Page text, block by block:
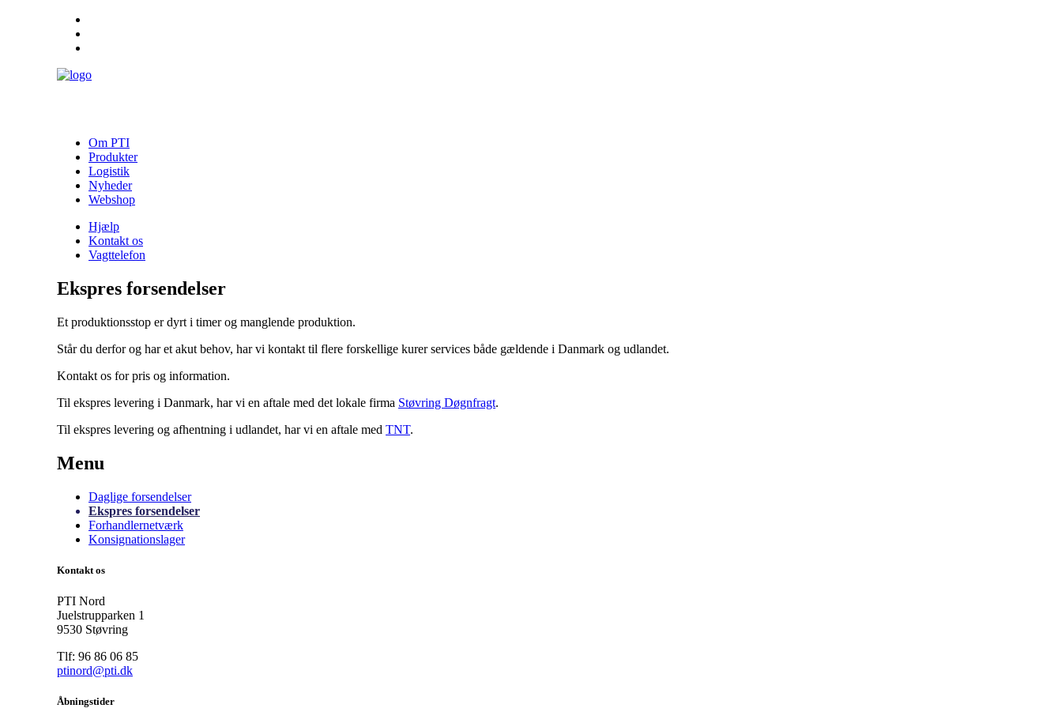
Om PTI
Produkter
Logistik
Nyheder
Webshop
Hjælp
Kontakt os
Vagttelefon
Ekspres forsendelser
Et produktionsstop er dyrt i timer og manglende produktion.
Står du derfor og har et akut behov, har vi kontakt til flere forskellige kurer services både gældende i Danmark og udlandet.
Kontakt os for pris og information.
Til ekspres levering i Danmark, har vi en aftale med det lokale firma Støvring Døgnfragt.
Til ekspres levering og afhentning i udlandet, har vi en aftale med TNT.
Menu
Daglige forsendelser
Ekspres forsendelser
Forhandlernetværk
Konsignationslager
Kontakt os
PTI Nord
Juelstrupparken 1
9530 Støvring
Tlf: 96 86 06 85
ptinord@pti.dk
Åbningstider